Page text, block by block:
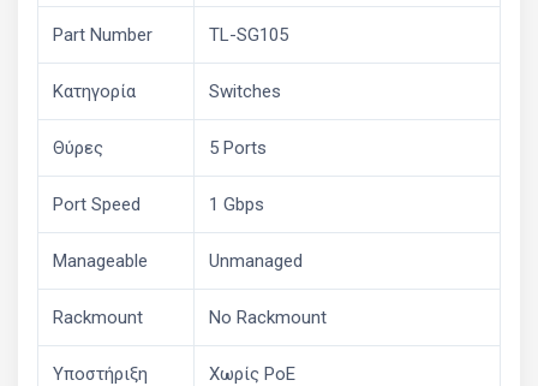
Part Number TL-SG105
Κατηγορία Switches
Θύρες 5 Ports
Port Speed 1 Gbps
Manageable Unmanaged
Rackmount No Rackmount
Υποστήριξη
Χωρίς PoE